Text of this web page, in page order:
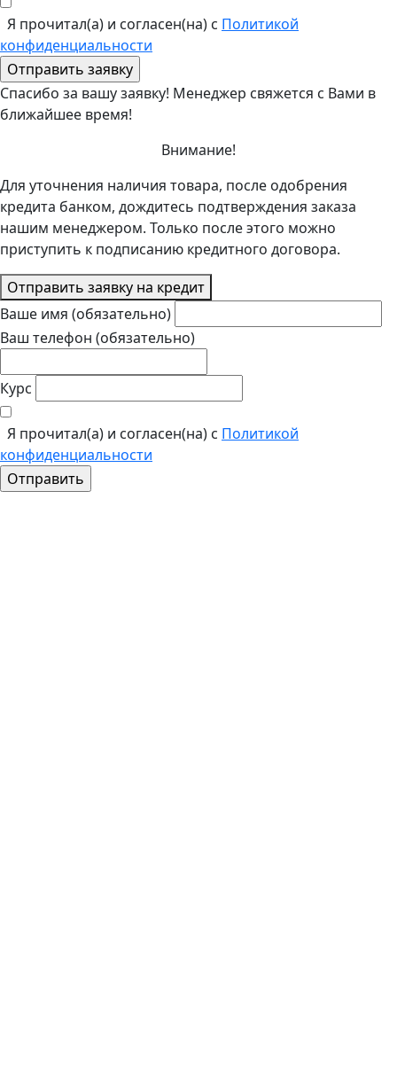
Я прочитал(а) и согласен(на) с Политикой
конфиденциальности
Спасибо за вашу заявку! Менеджер свяжется с Вами в
ближайшее время!
Внимание!
Для уточнения наличия товара, после одобрения
кредита банком, дождитесь подтверждения заказа
нашим менеджером. Только после этого можно
приступить к подписанию кредитного договора.
Отправить заявку на кредит
Ваше имя (обязательно)
Ваш телефон (обязательно)
Курс
Я прочитал(а) и согласен(на) с Политикой
конфиденциальности